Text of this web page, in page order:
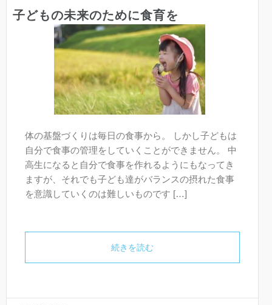
子どもの未来のために食育を
体の基盤づくりは毎日の食事から。 しかし子どもは
自分で食事の管理をしていくことができません。 中
高生になると自分で食事を作れるようにもなってき
ますが、それでも子ども達がバランスの摂れた食事
を意識していくのは難しいものです […]
続きを読む